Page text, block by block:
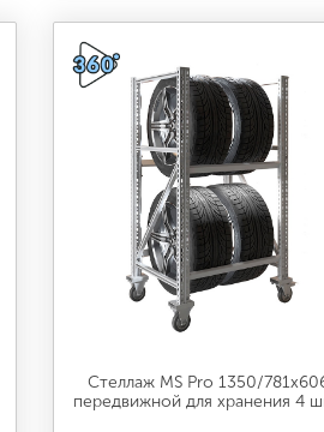
Стеллаж MS Pro 1350/
передвижной для хранения 4